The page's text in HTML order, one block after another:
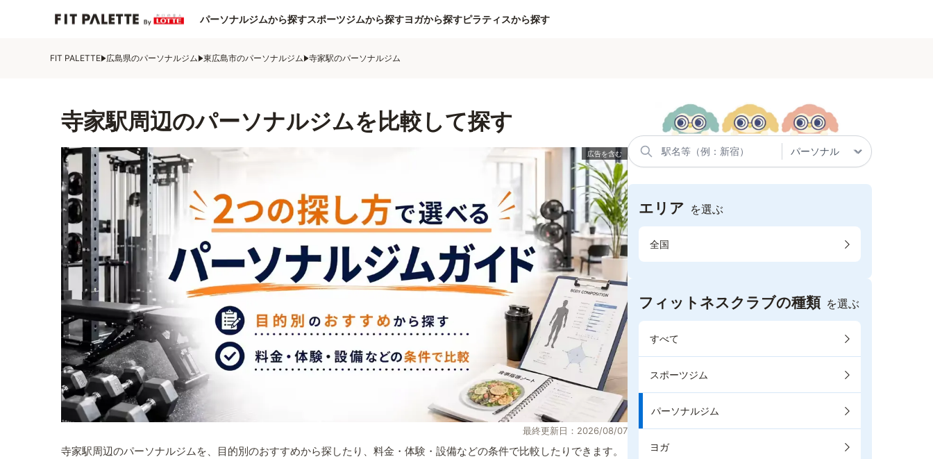
パーソナルジムから探すスポーツジムから探すヨガから探すピラティスから探す
FIT PALETTE 広島県のパーソナルジム 東広島市のパーソナルジム 寺家駅のパーソナルジム
寺家駅周辺のパーソナルジムを比較して探す
最終更新日：2026/08/07
寺家駅周辺のパーソナルジムを、目的別のおすすめから探したり、料金・体験・設備などの条件で比較したりできます。
エリア を選ぶ
全国
フィットネスクラブの種類 を選ぶ
すべて
スポーツジム
パーソナルジム
ヨガ